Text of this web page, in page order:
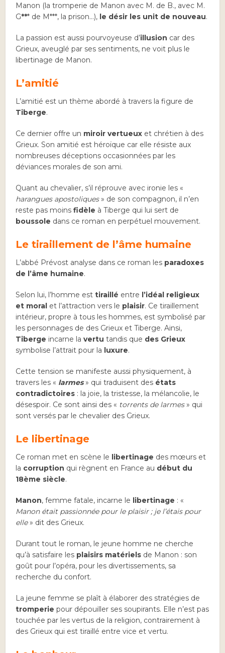
Manon (la tromperie de Manon avec M. de B., avec M.
G*** de M***, la prison…), le désir les unit de nouveau.
La passion est aussi pourvoyeuse d’illusion car des
Grieux, aveuglé par ses sentiments, ne voit plus le
libertinage de Manon.
L’amitié
L’amitié est un thème abordé à travers la figure de
Tiberge.
Ce dernier offre un miroir vertueux et chrétien à des
Grieux. Son amitié est héroïque car elle résiste aux
nombreuses déceptions occasionnées par les
déviances morales de son ami.
Quant au chevalier, s’il réprouve avec ironie les «
harangues apostoliques» de son compagnon, il n’en
reste pas moins fidèle à Tiberge qui lui sert de
boussole dans ce roman en perpétuel mouvement.
Le tiraillement de l’âme humaine
L’abbé Prévost analyse dans ce roman les paradoxes
de l’âme humaine.
Selon lui, l’homme esttiraillé entre l’idéal religieux
et moral et l’attraction vers le plaisir. Ce tiraillement
intérieur, propre à tous les hommes, est symbolisé par
les personnages de des Grieux et Tiberge. Ainsi,
Tiberge incarne lavertu tandis que des Grieux
symbolise l’attrait pour la luxure.
Cette tension se manifeste aussi physiquement, à
travers les « larmes » qui traduisent des états
contradictoires : la joie, la tristesse, la mélancolie, le
désespoir. Ce sont ainsi des « torrents de larmes» qui
sont versés par le chevalier des Grieux.
Le libertinage
Ce roman met en scène le libertinage des mœurs et
la corruption qui règnent en France au début du
18ème siècle.
Manon, femme fatale, incarne le libertinage : «
Manon était passionnée pour le plaisir ; je l’étais pour
elle» dit des Grieux.
Durant tout le roman, le jeune homme ne cherche
qu’à satisfaire les plaisirs matériels de Manon : son
goût pour l’opéra, pour les divertissements, sa
recherche du confort.
La jeune femme se plaît à élaborer des stratégies de
tromperie pour dépouiller ses soupirants. Elle n’est pas
touchée par les vertus de la religion, contrairement à
des Grieux qui est tiraillé entre vice et vertu.